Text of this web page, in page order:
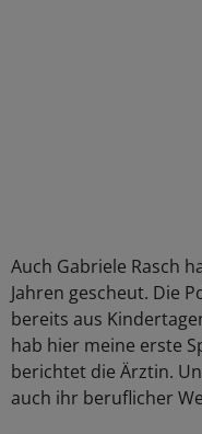
Auch Gabriele Rasch
Jahren gescheut. Die
bereits aus
hab hier meine erste
berichtet die Ärztin.
auch ihr beruflicher